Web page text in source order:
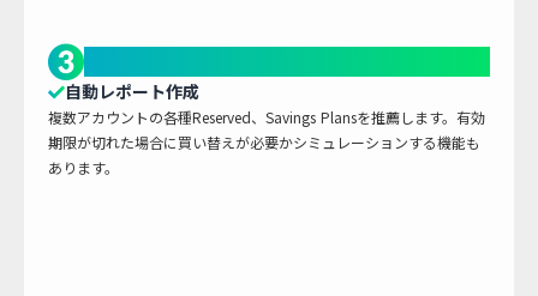
自動レポート作成
複数アカウントの各種Reserved、Savings Plansを推薦します。有効
期限が切れた場合に買い替えが必要かシミュレーションする機能も
あります。